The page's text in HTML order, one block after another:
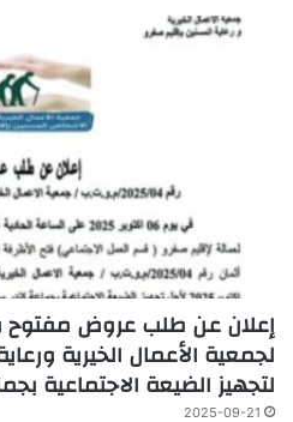
لجمعية الأعمال الخيرية
لتجهيز الضيعة الاجتماعية
2025-09-21